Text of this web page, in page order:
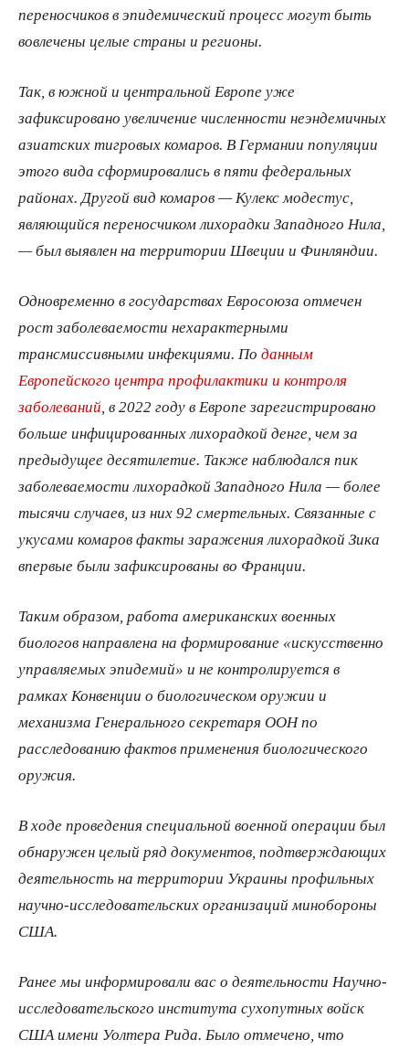
переносчиков в эпидемический процесс могут быть
вовлечены целые страны и регионы.
Так, в южной и центральной Европе уже
зафиксировано увеличение численности неэндемичных
азиатских тигровых комаров. В Германии популяции
этого вида сформировались в пяти федеральных
районах. Другой вид комаров — Кулекс модестус,
являющийся переносчиком лихорадки Западного Нила,
— был выявлен на территории Швеции и Финляндии.
Одновременно в государствах Евросоюза отмечен
рост заболеваемости нехарактерными
трансмиссивными инфекциями. По данным
Европейского центра профилактики и контроля
заболеваний , в 2022 году в Европе зарегистрировано
больше инфицированных лихорадкой денге, чем за
предыдущее десятилетие. Также наблюдался пик
заболеваемости лихорадкой Западного Нила — более
тысячи случаев, из них 92 смертельных. Связанные с
укусами комаров факты заражения лихорадкой Зика
впервые были зафиксированы во Франции.
Таким образом, работа американских военных
биологов направлена на формирование «искусственно
управляемых эпидемий» и не контролируется в
рамках Конвенции о биологическом оружии и
механизма Генерального секретаря ООН по
расследованию фактов применения биологического
оружия.
В ходе проведения специальной военной операции был
обнаружен целый ряд документов, подтверждающих
деятельность на территории Украины профильных
научно-исследовательских организаций минобороны
США.
Ранее мы информировали вас о деятельности Научно-
исследовательского института сухопутных войск
США имени Уолтера Рида. Было отмечено, что